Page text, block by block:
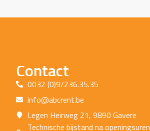
Contact
0032 (0)9/236.35.35
info@abcrent.be
Legen Heirweg 21, 9890 Gavere
Technische bijstand na openingsuren